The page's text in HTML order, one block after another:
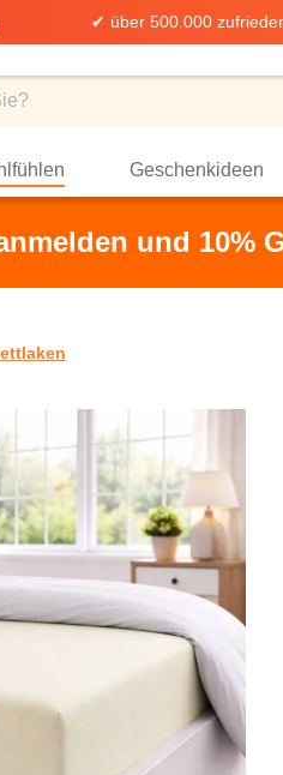
✔ über 500.000
Geschenkideen
und 10%